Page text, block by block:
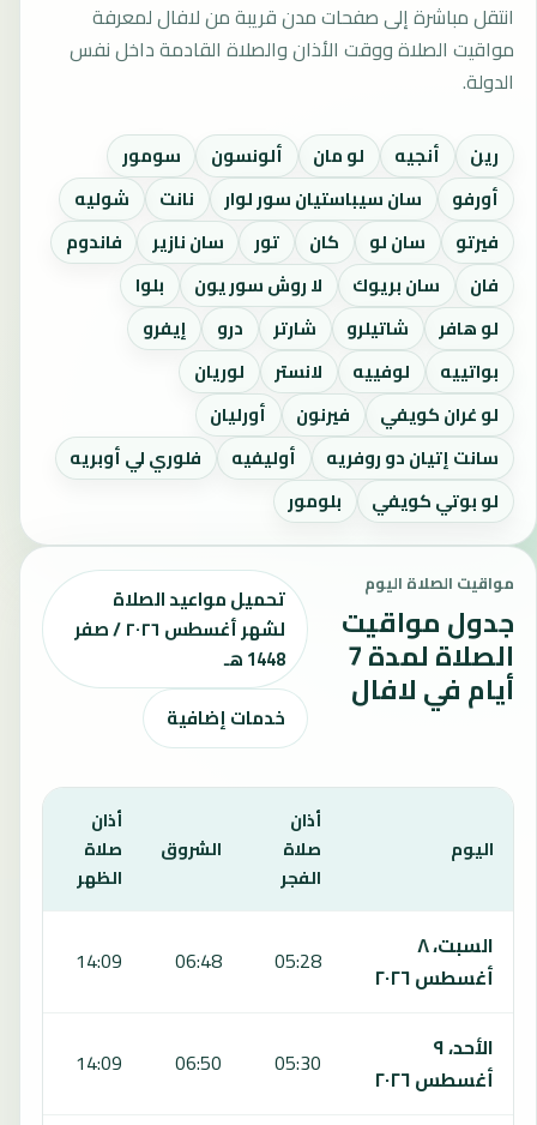
انتقل مباشرة إلى صفحات مدن قريبة من لافال لمعرفة
مواقيت الصلاة ووقت الأذان والصلاة القادمة داخل نفس
الدولة.
رين أنجيه لو مان ألونسون
سومور
أورفو
سان سيباستيان سور لوار نانت
شوليه
فيرتو
سان لو كان تور سان نازير
فاندوم
فان
سان بريوك لا روش سور يون
بلوا
لو هافر
شاتيلرو شارتر درو
إيفرو
بواتييه
لوفييه لانستر
لوريان
لو غران كويفي
فيرنون
أورليان
سانت إتيان دو روفريه
أوليفيه
فلوري لي أوبريه
لو بوتي كويفي
بلومور
مواقيت الصلاة اليوم
جدول مواقيت
الصلاة لمدة 7
أيام في لافال
تحميل مواعيد الصلاة
لشهر أغسطس ٢٠٢٦ / صفر
1448 هـ
خدمات إضافية
اليوم
أذان
صلاة
الفجر
الشروق
أذان
صلاة
الظهر
السبت، ٨
أغسطس ٢٠٢٦
05:28
06:48
14:09
الأحد، ٩
أغسطس ٢٠٢٦
05:30
06:50
14:09